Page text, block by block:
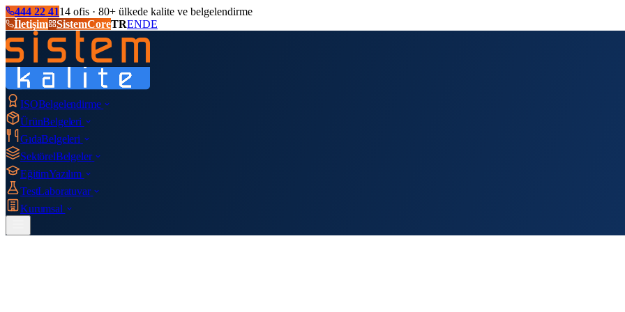
444 22 4114 ofis · 80+ ülkede kalite ve belgelendirme
İletişim
SistemCoreTRENDE
ISOBelgelendirme
ÜrünBelgeleri
GıdaBelgeleri
SektörelBelgeler
EğitimYazılım
TestLaboratuvar
Kurumsal